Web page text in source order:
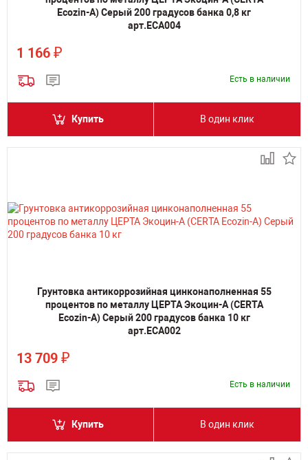
Ecozin-A) Серый 200 градусов банка 0,8 кг
арт.ECA004
1 166 ₽
Есть в наличии
Купить В один клик
Грунтовка антикоррозийная цинконаполненная 55
процентов по металлу ЦЕРТА Экоцин-А (CERTA
Ecozin-A) Серый 200 градусов банка 10 кг
арт.ECA002
13 709 ₽
Есть в наличии
Купить В один клик